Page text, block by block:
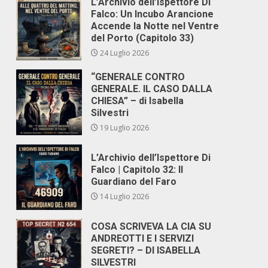
Falco: Un Incubo Arancione
Accende la Notte nel Ventre
del Porto (Capitolo 33)
24 Luglio 2026
“GENERALE CONTRO
GENERALE. IL CASO DALLA
CHIESA” – di Isabella
Silvestri
19 Luglio 2026
L’Archivio dell’Ispettore Di
Falco | Capitolo 32: Il
Guardiano del Faro
14 Luglio 2026
COSA SCRIVEVA LA CIA SU
ANDREOTTI E I SERVIZI
SEGRETI? – DI ISABELLA
SILVESTRI